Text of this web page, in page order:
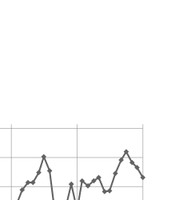
2,7 119,4 0,8
118,2
2,4 115,2 -0,2